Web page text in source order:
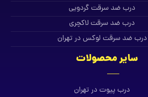
درب ضد سرقت گردویی
درب ضد سرقت لاکچری
درب ضد سرقت لوکس در تهران
سایر محصولات
درب پیوت در تهران